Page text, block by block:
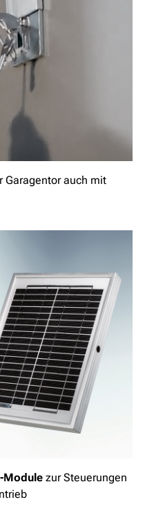
Garagentor auch mit
Module zur Steuerungen